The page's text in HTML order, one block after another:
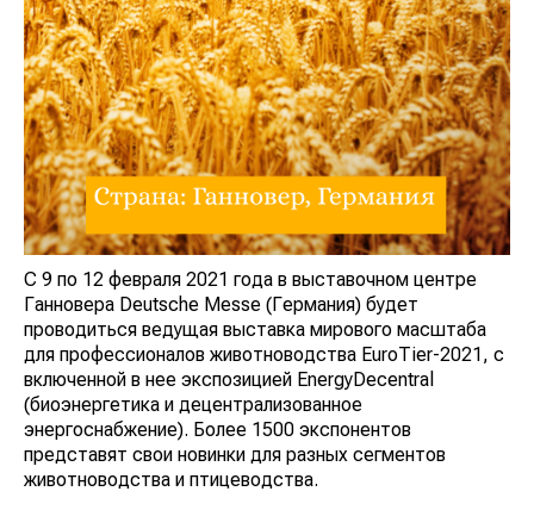
С 9 по 12 февраля 2021 года в выставочном центре
Ганновера Deutsche Messe (Германия) будет
проводиться ведущая выставка мирового масштаба
для профессионалов животноводства EuroTier-2021, с
включенной в нее экспозицией EnergyDecentral
(биоэнергетика и децентрализованное
энергоснабжение). Более 1500 экспонентов
представят свои новинки для разных сегментов
животноводства и птицеводства.